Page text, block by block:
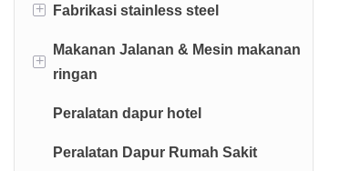
Penggorengan
Bain Marie
Pendingin bar
Deli Refrigeration
refrigerasi/freezer
Mixer adonan
Mesin Pembuat Mie
+ Fabrikasi stainless steel
Troli stainless steel
+
Makanan Jalanan & Mesin makanan
ringan
Mesin penyegel
Minuman-dispenser
Peralatan dapur hotel
Peralatan Dapur Rumah Sakit